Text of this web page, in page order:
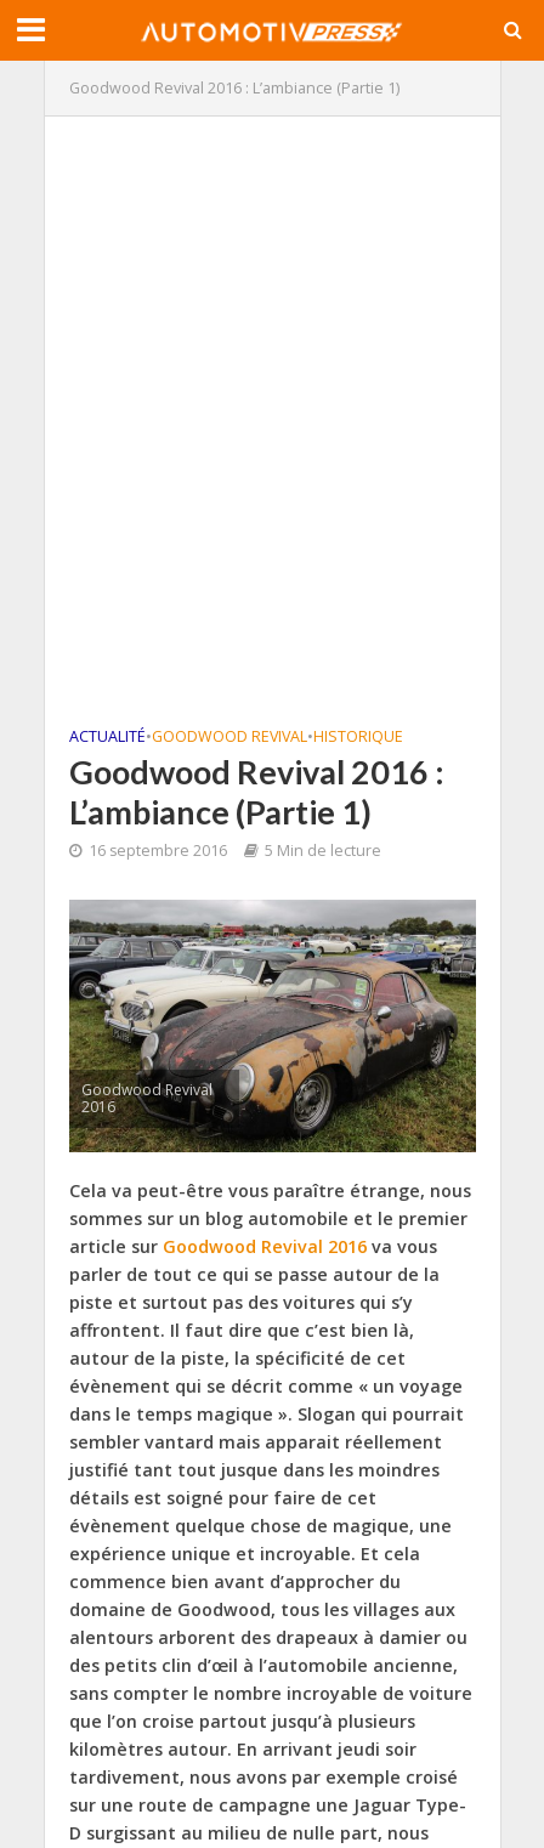
Goodwood Revival 2016 : L’ambiance (Partie 1)
ACTUALITÉ•GOODWOOD REVIVAL•HISTORIQUE
Goodwood Revival 2016 :
L’ambiance (Partie 1)
16 septembre 2016 5 Min de lecture
Goodwood Revival
2016
Cela va peut-être vous paraître étrange, nous
sommes sur un blog automobile et le premier
article sur Goodwood Revival 2016va vous
parler de tout ce qui se passe autour de la
piste et surtout pas des voitures qui s’y
affrontent. Il faut dire que c’est bien là,
autour de la piste, la spécificité de cet
évènement qui se décrit comme « un voyage
dans le temps magique ». Slogan qui pourrait
sembler vantard mais apparait réellement
justifié tant tout jusque dans les moindres
détails est soigné pour faire de cet
évènement quelque chose de magique, une
expérience unique et incroyable. Et cela
commence bien avant d’approcher du
domaine de Goodwood, tous les villages aux
alentours arborent des drapeaux à damier ou
des petits clin d’œil à l’automobile ancienne,
sans compter le nombre incroyable de voiture
que l’on croise partout jusqu’à plusieurs
kilomètres autour. En arrivant jeudi soir
tardivement, nous avons par exemple croisé
sur une route de campagne une Jaguar Type-
D surgissant au milieu de nulle part, nous